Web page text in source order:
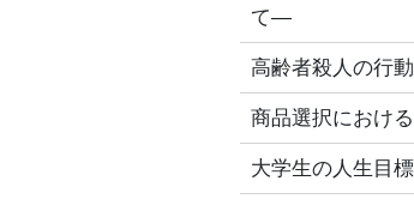
て―
高齢者殺人の行
商品選択におけ
大学生の人生目